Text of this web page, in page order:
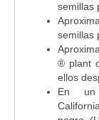
semillas
semillas
® plant
ellos
En un